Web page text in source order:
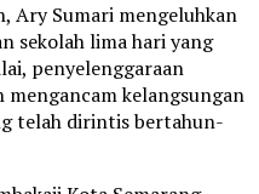
Ary Sumari mengeluhkan
sekolah lima hari yang
penyelenggaraan
kelangsungan
telah dirintis bertahun-